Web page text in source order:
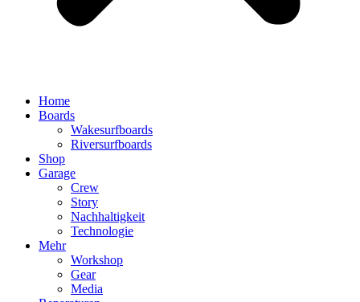
Home
Boards
Wakesurfboards
Riversurfboards
Shop
Garage
Crew
Story
Nachhaltigkeit
Technologie
Mehr
Workshop
Gear
Media